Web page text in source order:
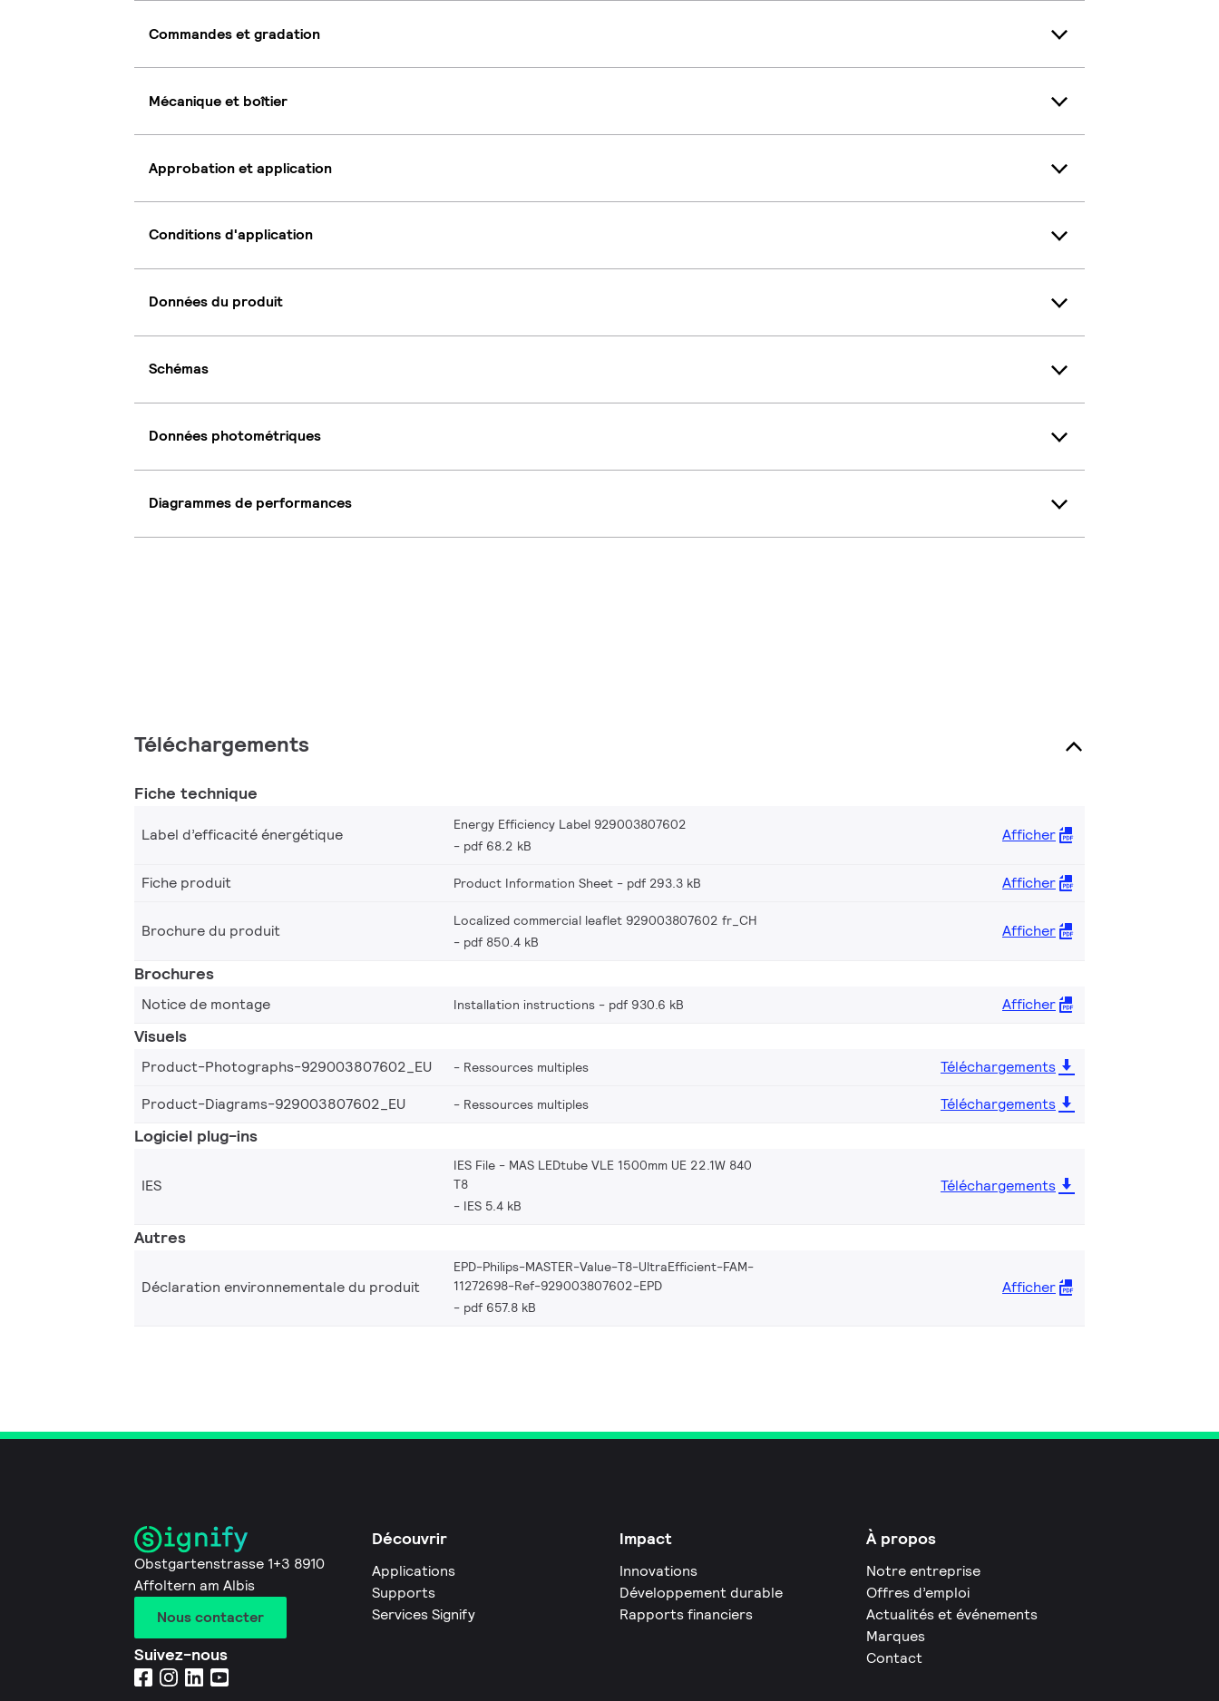
Commandes et gradation
Mécanique et boîtier
Approbation et application
Conditions d'application
Données du produit
Schémas
Données photométriques
Diagrammes de performances
Téléchargements
Fiche technique
Label d’efficacité énergétique
Energy Efficiency Label 929003807602
pdf 68.2 kB
Afficher
Fiche produit Product Information Sheet pdf 293.3 kB Afficher
Brochure du produit
Localized commercial leaflet 929003807602 fr_CH
pdf 850.4 kB
Afficher
Brochures
Notice de montage Installation instructions pdf 930.6 kB Afficher
Visuels
Product-Photographs-929003807602_EU Ressources multiples
Téléchargements
Product-Diagrams-929003807602_EU
Ressources multiples Téléchargements
Logiciel plug-ins
IES
IES File - MAS LEDtube VLE 1500mm UE 22.1W 840
T8
IES 5.4 kB
Téléchargements
Autres
Déclaration environnementale du produit
EPD-Philips-MASTER-Value-T8-UltraEfficient-FAM-
11272698-Ref-929003807602-EPD
pdf 657.8 kB
Afficher
Obstgartenstrasse 1+3 8910
Affoltern am Albis
Nous contacter
Suivez-nous
Découvrir
Applications
Supports
Services Signify
Impact
Innovations
Développement durable
Rapports financiers
À propos
Notre entreprise
Offres d’emploi
Actualités et événements
Marques
Contact